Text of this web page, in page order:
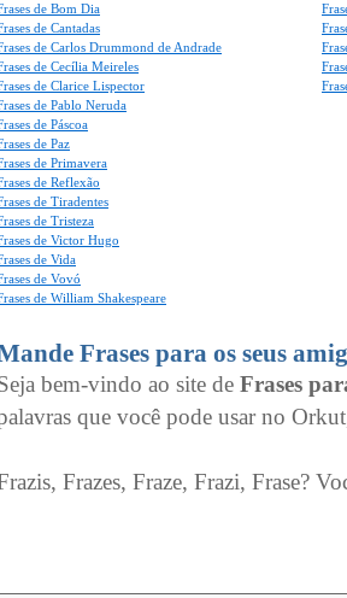
de Bom Dia
de Cantadas
de Carlos Drummond de Andrade
de Cecília Meireles
de Clarice Lispector
de Pablo Neruda
de Páscoa
de Paz
de Primavera
de Reflexão
de Tiradentes
de Tristeza
de Victor Hugo
de Vida
de Vovó
de William Shakespeare
Frases para os seus
bem-vindo ao site de Frases
que você pode usar no
Frazes, Fraze, Frazi, Frase?